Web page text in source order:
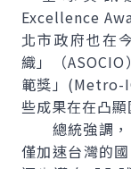
Excellence
北市政府也在
織」（
範獎」(Metro-
些成果在在凸
總統強調，
僅加速台灣的